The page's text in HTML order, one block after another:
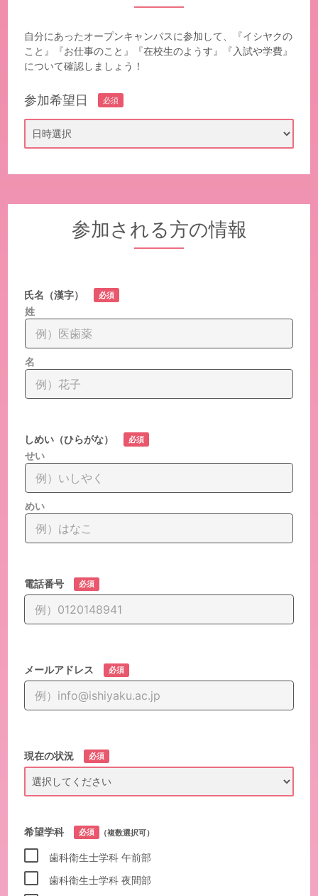
自分にあったオープンキャンパスに参加して、『イシヤクの
こと』『お仕事のこと』
『在校生のようす』『入試や学費』
について確認しましょう！
参加希望日 必須
参加される方の情報
氏名（漢字） 必須
姓
名
しめい（ひらがな） 必須
せい
めい
電話番号 必須
メールアドレス 必須
現在の状況 必須
希望学科 必須 （複数選択可）
歯科衛生士学科 午前部
歯科衛生士学科 夜間部